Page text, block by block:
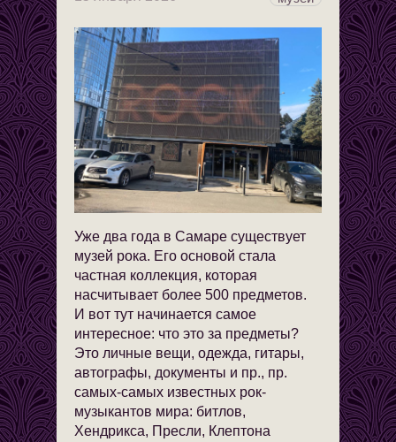
Уже два года в Самаре существует
музей рока. Его основой стала
частная коллекция, которая
насчитывает более 500 предметов.
И вот тут начинается самое
интересное: что это за предметы?
Это личные вещи, одежда, гитары,
автографы, документы и пр., пр.
самых-самых известных рок-
музыкантов мира: битлов,
Хендрикса, Пресли, Клептона